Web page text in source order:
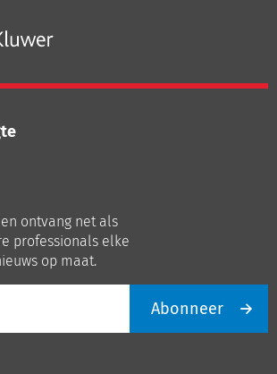
ontvang net als
professionals elke
op maat.
Abonneer